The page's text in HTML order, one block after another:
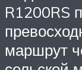
R1200RS
маршрут